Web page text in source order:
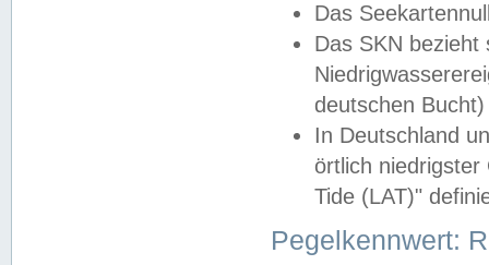
Das
Das SKN
deutschen
In Deutschland
örtlich
Tide (LAT)"
Pegelkennwert: